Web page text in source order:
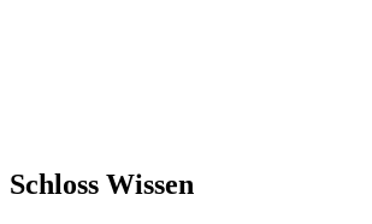
Schloss Wissen